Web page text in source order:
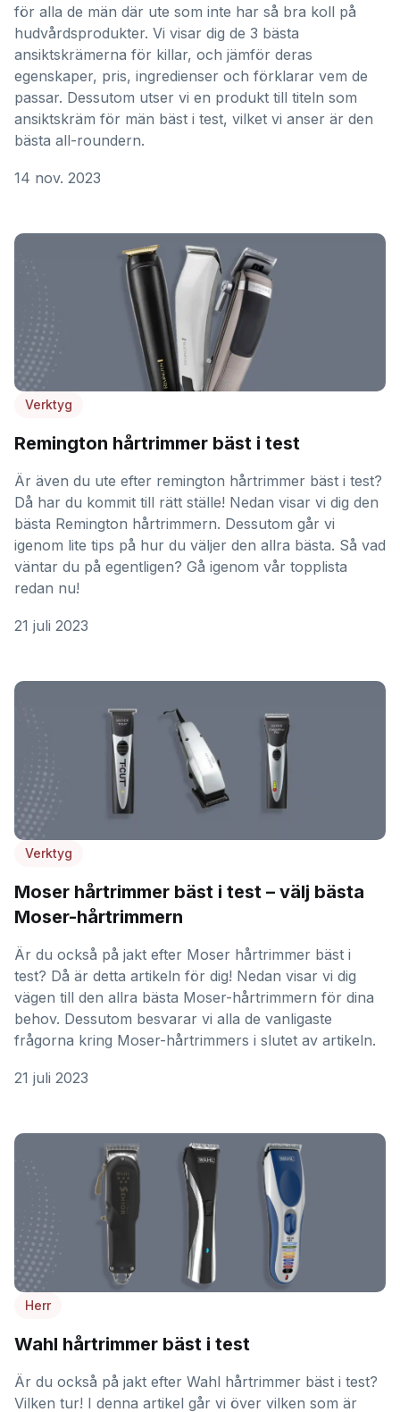
för alla de män där ute som inte har så bra koll på
hudvårdsprodukter. Vi visar dig de 3 bästa
ansiktskrämerna för killar, och jämför deras
egenskaper, pris, ingredienser och förklarar vem de
passar. Dessutom utser vi en produkt till titeln som
ansiktskräm för män bäst i test, vilket vi anser är den
bästa all-roundern.
14 nov. 2023
Verktyg
Remington hårtrimmer bäst i test
Är även du ute efter remington hårtrimmer bäst i test?
Då har du kommit till rätt ställe! Nedan visar vi dig den
bästa Remington hårtrimmern. Dessutom går vi
igenom lite tips på hur du väljer den allra bästa. Så vad
väntar du på egentligen? Gå igenom vår topplista
redan nu!
21 juli 2023
Verktyg
Moser hårtrimmer bäst i test – välj bästa
Moser-hårtrimmern
Är du också på jakt efter Moser hårtrimmer bäst i
test? Då är detta artikeln för dig! Nedan visar vi dig
vägen till den allra bästa Moser-hårtrimmern för dina
behov. Dessutom besvarar vi alla de vanligaste
frågorna kring Moser-hårtrimmers i slutet av artikeln.
21 juli 2023
Herr
Wahl hårtrimmer bäst i test
Är du också på jakt efter Wahl hårtrimmer bäst i test?
Vilken tur! I denna artikel går vi över vilken som är